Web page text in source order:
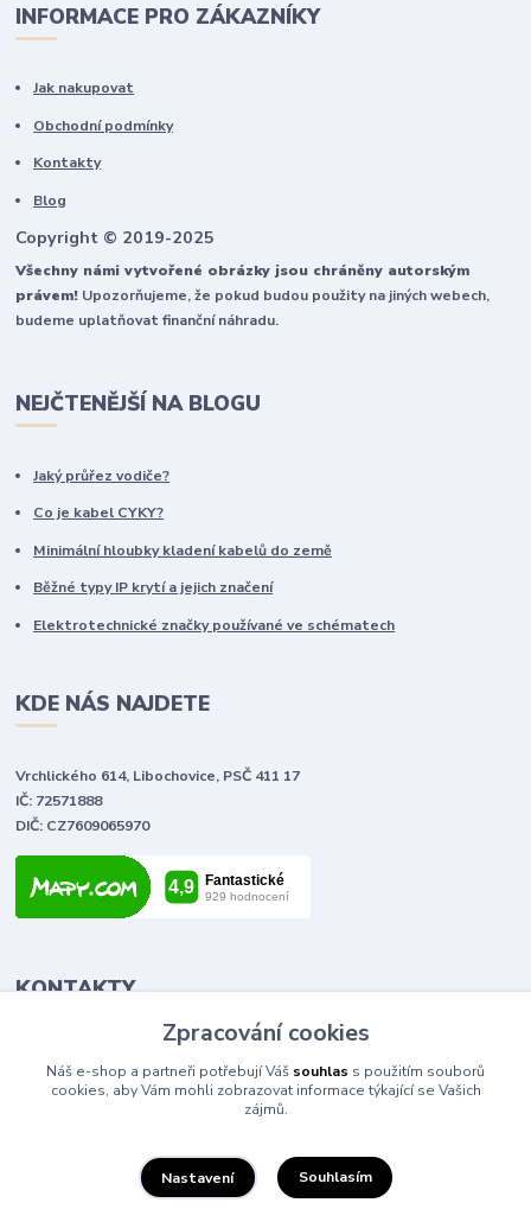
INFORMACE PRO ZÁKAZNÍKY
Jak nakupovat
Obchodní podmínky
Kontakty
Blog
Copyright © 2019-2025
Všechny námi vytvořené obrázky jsou chráněny autorským
právem! Upozorňujeme, že pokud budou použity na jiných webech,
budeme uplatňovat finanční náhradu.
NEJČTENĚJŠÍ NA BLOGU
Jaký průřez vodiče?
Co je kabel CYKY?
Minimální hloubky kladení kabelů do země
Běžné typy IP krytí a jejich značení
Elektrotechnické značky používané ve schématech
KDE NÁS NAJDETE
Vrchlického 614, Libochovice, PSČ 411 17
IČ: 72571888
DIČ: CZ7609065970
KONTAKTY
Tomáš Vlček
+420 702 090 443
volejte od 9,00 - 20,00 hod
info@elektromaterial.cz
Zpracování cookies
Náš e-shop a partneři potřebují Váš souhlas s použitím souborů
cookies, aby Vám mohli zobrazovat informace týkající se Vašich
zájmů.
Nastavení Souhlasím